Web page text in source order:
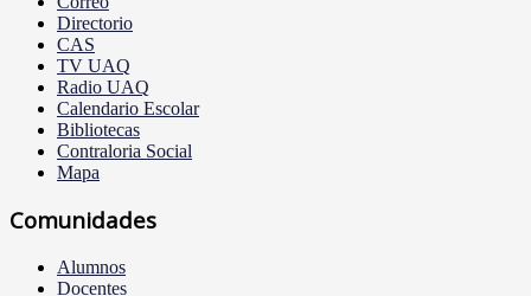
Directorio
CAS
TV UAQ
Radio UAQ
Calendario Escolar
Bibliotecas
Contraloria Social
Mapa
Comunidades
Alumnos
Docentes